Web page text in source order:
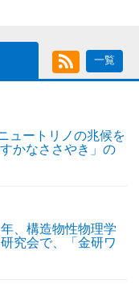
一覧
ュートリノの兆候を
かなささやき」の
、構造物性物理学
究会で、「金研ワ